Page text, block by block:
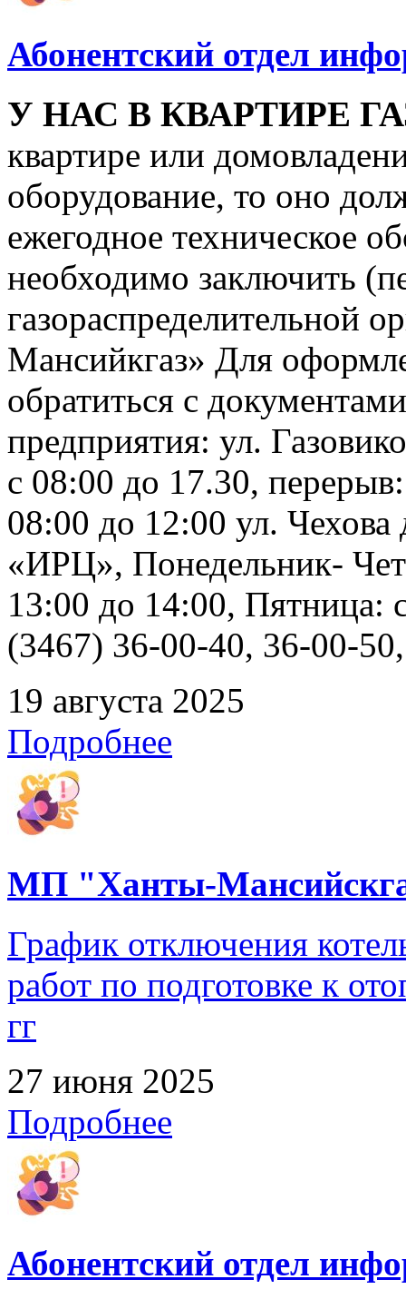
Абонентский отдел
У НАС В КВАРТИРЕ
квартире или
оборудование, то оно
ежегодное техническое
необходимо заключить
газораспределительной
Мансийкгаз» Для
обратиться с
предприятия: ул.
с 08:00 до 17.30,
08:00 до 12:00 ул.
«ИРЦ», Понедельник-
13:00 до 14:00, Пятница:
(3467) 36-00-40, 36-00-
19 августа 2025
Подробнее
МП "Ханты-
График отключения
работ по подготовке к
гг
27 июня 2025
Подробнее
Абонентский отдел